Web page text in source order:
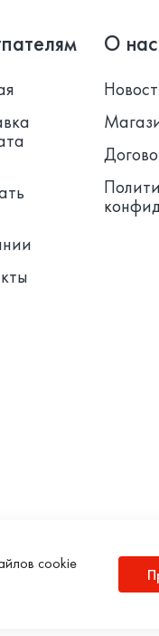
О нас
cookie